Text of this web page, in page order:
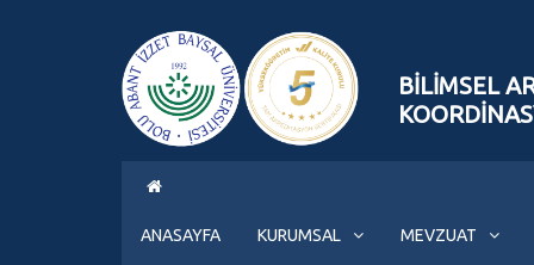
BİLİMSEL
ANASAYFA KURUMSAL MEVZUAT